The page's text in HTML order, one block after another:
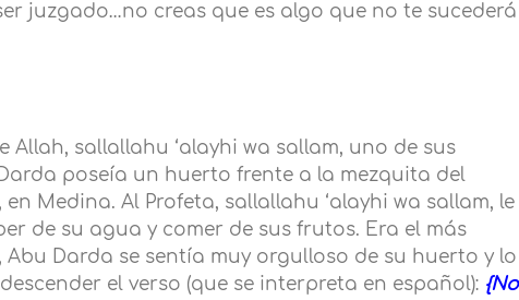
juzgado…no creas que es algo que no te
sallallahu ‘alayhi wa sallam, uno de sus
poseía un huerto frente a la mezquita del
Medina. Al Profeta, sallallahu ‘alayhi wa sallam, le
de su agua y comer de sus frutos. Era el más
Darda se sentía muy orgulloso de su huerto y lo
el verso (que se interpreta en español): {No